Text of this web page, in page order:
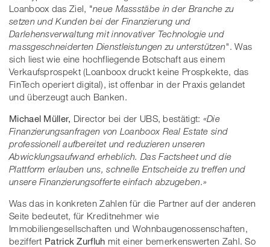
Loanboox das Ziel, "neue Massstäbe in der Branche zu
setzen und Kunden bei der Finanzierung und
Darlehensverwaltung mit innovativer Technologie und
massgeschneiderten Dienstleistungen zu unterstützen". Was
sich liest wie eine hochfliegende Botschaft aus einem
Verkaufsprospekt (Loanboox druckt keine Prospkekte, das
FinTech operiert digital), ist offenbar in der Praxis gelandet
und überzeugt auch Banken.
Michael Müller, Director bei der UBS, bestätigt: «Die
Finanzierungsanfragen von Loanboox Real Estate sind
professionell aufbereitet und reduzieren unseren
Abwicklungsaufwand erheblich. Das Factsheet und die
Plattform erlauben uns, schnelle Entscheide zu treffen und
unsere Finanzierungsofferte einfach abzugeben.»
Was das in konkreten Zahlen für die Partner auf der anderen
Seite bedeutet, für Kreditnehmer wie
Immobiliengesellschaften und Wohnbaugenossenschaften,
beziffert Patrick Zurfluh mit einer bemerkenswerten Zahl. So